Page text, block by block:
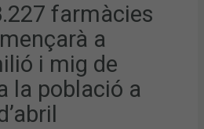
farmàcies
a
i mig de
la població a